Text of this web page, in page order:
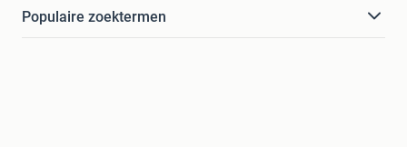
Populaire zoektermen